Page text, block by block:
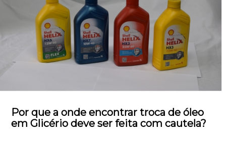
Por que a onde encontrar troca de óleo
em Glicério deve ser feita com cautela?